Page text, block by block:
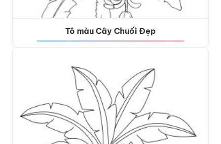
Tô màu Cây Chuối Đẹp